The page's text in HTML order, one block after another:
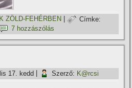
ZÖLD-FEHÉRBEN |
Címke:
7 hozzászólás
17. kedd Szerző: K@rcsi